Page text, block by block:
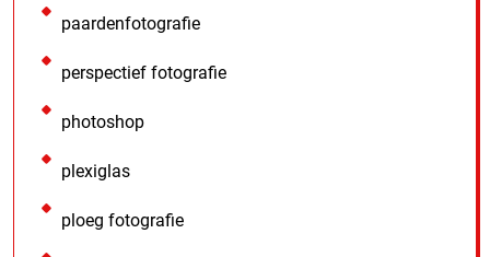
paardenfotografie
perspectief fotografie
photoshop
plexiglas
ploeg fotografie